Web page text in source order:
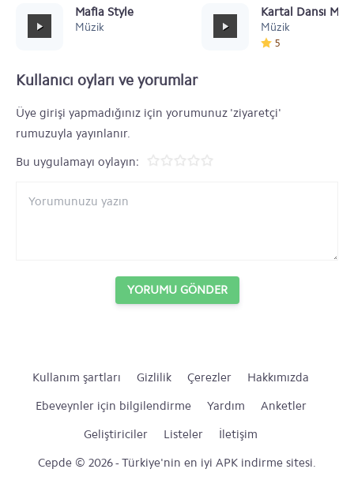
Mafia Style
Müzik
Kartal Dansı
Müzik
5
Kullanıcı oyları ve yorumlar
Üye girişi yapmadığınız için yorumunuz 'ziyaretçi'
rumuzuyla yayınlanır.
Bu uygulamayı oylayın:
YORUMU GÖNDER
Kullanım şartları Gizlilik Çerezler
Hakkımızda
Ebeveynler için bilgilendirme
Yardım
Anketler
Geliştiriciler
Listeler
İletişim
Cepde © 2026 - Türkiye'nin en iyi APK indirme sitesi.